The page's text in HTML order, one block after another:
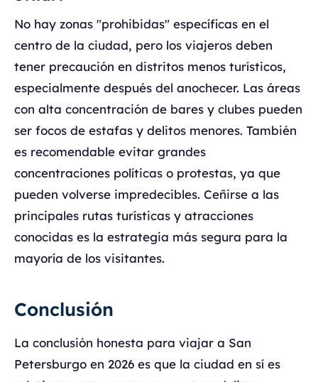
No hay zonas "prohibidas" específicas en el
centro de la ciudad, pero los viajeros deben
tener precaución en distritos menos turísticos,
especialmente después del anochecer. Las áreas
con alta concentración de bares y clubes pueden
ser focos de estafas y delitos menores. También
es recomendable evitar grandes
concentraciones políticas o protestas, ya que
pueden volverse impredecibles. Ceñirse a las
principales rutas turísticas y atracciones
conocidas es la estrategia más segura para la
mayoría de los visitantes.
Conclusión
La conclusión honesta para viajar a San
Petersburgo en 2026 es que la ciudad en sí es